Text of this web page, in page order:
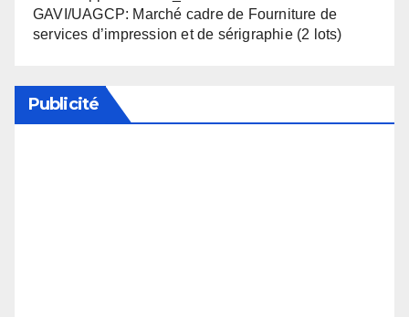
GAVI/UAGCP: Marché cadre de Fourniture de
services d’impression et de sérigraphie (2 lots)
Publicité